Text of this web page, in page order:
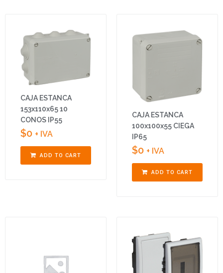
CAJA ESTANCA
153x110x65 10
CONOS IP55
$0 + IVA
ADD TO CART
CAJA ESTANCA
100x100x55 CIEGA
IP65
$0 + IVA
ADD TO CART